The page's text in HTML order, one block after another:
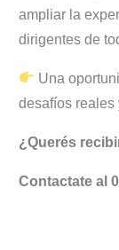
ampliar la
dirigentes de
Una
desafíos reales
¿Querés
Contactate al